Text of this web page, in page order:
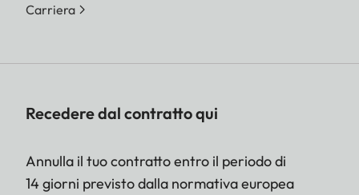
Carriera
Recedere dal contratto qui
Annulla il tuo contratto entro il periodo di
14 giorni previsto dalla normativa europea